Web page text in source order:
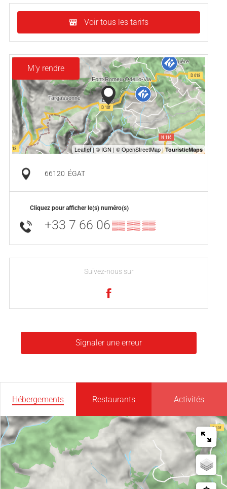
Voir tous les tarifs
M'y rendre
66120 ÉGAT
Cliquez pour afficher le(s) numéro(s)
+33 7 66 06▒▒ ▒▒ ▒▒
Suivez-nous sur
Signaler une erreur
Hébergements Restaurants Activités